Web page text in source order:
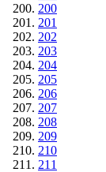
200
201
202
203
204
205
206
207
208
209
210
211